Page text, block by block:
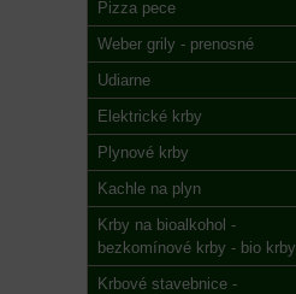
Pizza pece
Weber grily - prenosné
Udiarne
Elektrické krby
Plynové krby
Kachle na plyn
Krby na bioalkohol -
bezkomínové krby - bio krby
Krbové stavebnice -